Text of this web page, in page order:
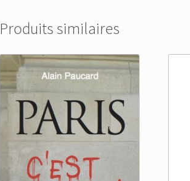
Produits similaires